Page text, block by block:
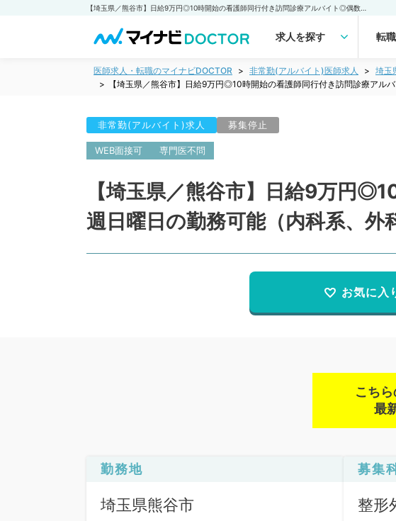
求人を探す 転
医師求人・転職のマイナビDOCTOR 非常勤(アルバイト)医師求人 埼玉
【埼玉県／熊谷市】日給9万円◎10時開始の看護師同行付き訪問診療アル
非常勤(アルバイト)求人 募集停止
WEB面接可 専門医不問
【埼玉県／熊谷市】日給9万円
週日曜日の勤務可能（内科系、外
お気に入
こち
最
勤務地
埼玉県熊谷市
募集
整形